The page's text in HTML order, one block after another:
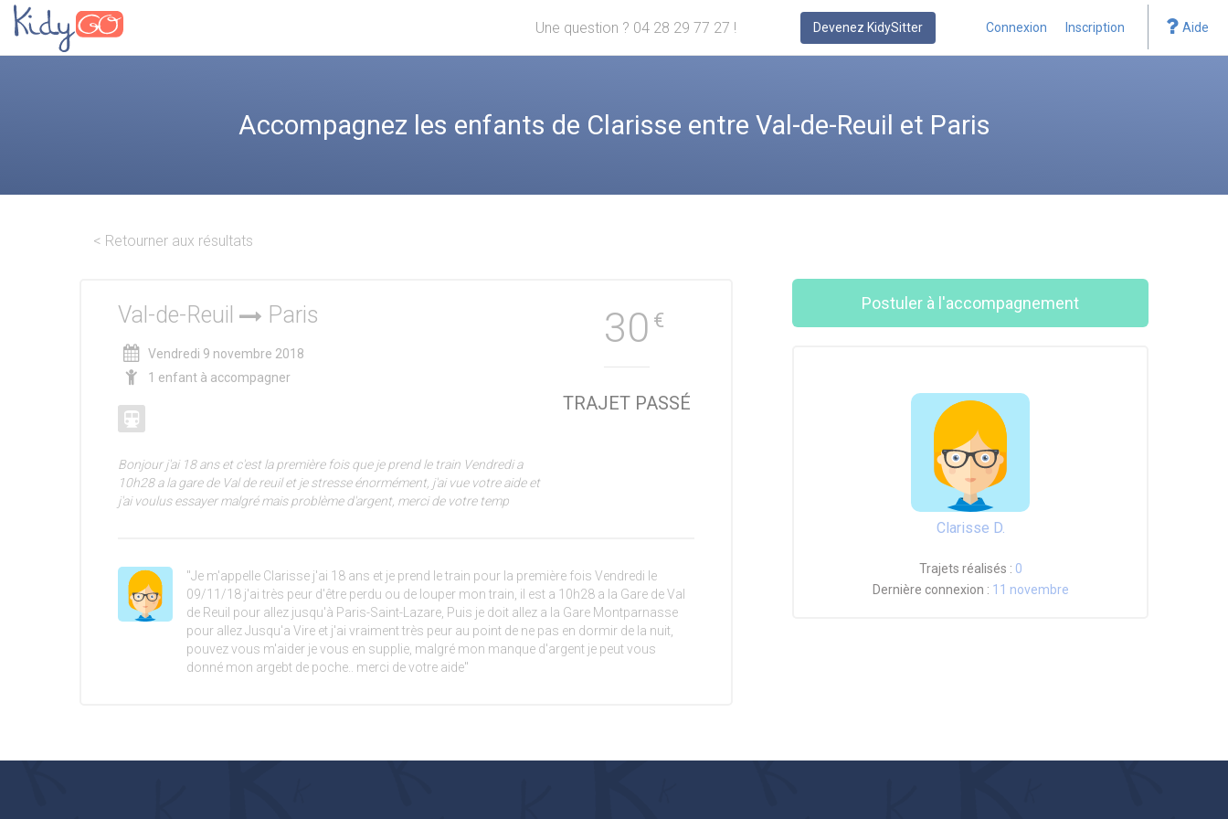
Une question ? 04 28 29 77 27 ! Devenez KidySitter Connexion Inscription Aide
Accompagnez les enfants de Clarisse entre Val-de-Reuil et Paris
< Retourner aux résultats
Val-de-Reuil Paris
Vendredi 9 novembre 2018
1 enfant à accompagner
Bonjour j'ai 18 ans et c'est la première fois que je prend le train Vendredi a
10h28 a la gare de Val de reuil et je stresse énormément, j'ai vue votre aide et
j'ai voulus essayer malgré mais problème d'argent, merci de votre temp
30 €
TRAJET PASSÉ
"Je m'appelle Clarisse j'ai 18 ans et je prend le train pour la première fois Vendredi le
09/11/18 j'ai très peur d'être perdu ou de louper mon train, il est a 10h28 a la Gare de Val
de Reuil pour allez jusqu'à Paris-Saint-Lazare, Puis je doit allez a la Gare Montparnasse
pour allez Jusqu'a Vire et j'ai vraiment très peur au point de ne pas en dormir de la nuit,
pouvez vous m'aider je vous en supplie, malgré mon manque d'argent je peut vous
donné mon argebt de poche.. merci de votre aide"
Postuler à l'accompagnement
Clarisse D.
Trajets réalisés : 0
Dernière connexion : 11 novembre